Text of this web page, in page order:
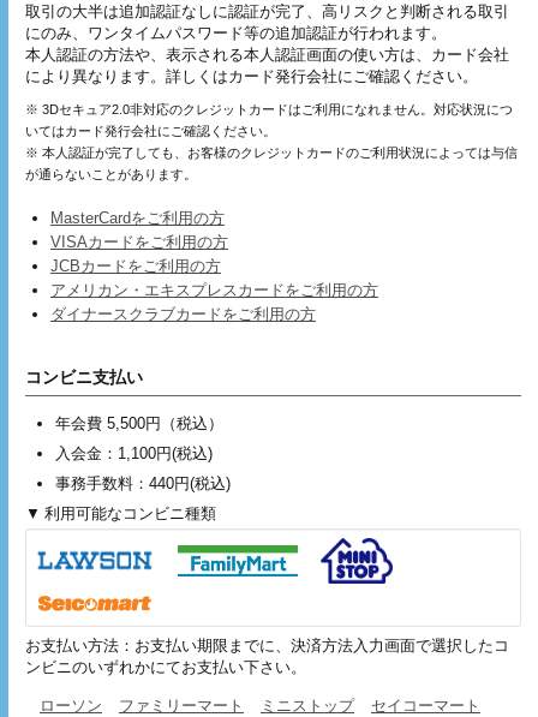
取引の大半は追加認証なしに認証が完了、高リスクと判断される取引
にのみ、ワンタイムパスワード等の追加認証が行われます。
本人認証の方法や、表示される本人認証画面の使い方は、カード会社
により異なります。詳しくはカード発行会社にご確認ください。
※ 3Dセキュア2.0非対応のクレジットカードはご利用になれません。対応状況につ
いてはカード発行会社にご確認ください。
※ 本人認証が完了しても、お客様のクレジットカードのご利用状況によっては与信
が通らないことがあります。
MasterCardをご利用の方
VISAカードをご利用の方
JCBカードをご利用の方
アメリカン・エキスプレスカードをご利用の方
ダイナースクラブカードをご利用の方
コンビニ支払い
年会費 5,500円（税込）
入会金： 1,100円(税込)
事務手数料：440円(税込)
利用可能なコンビニ種類
お支払い方法：お支払い期限までに、決済方法入力画面で選択したコ
ンビニのいずれかにてお支払い下さい。
ローソン ファミリーマート ミニストップ セイコーマート